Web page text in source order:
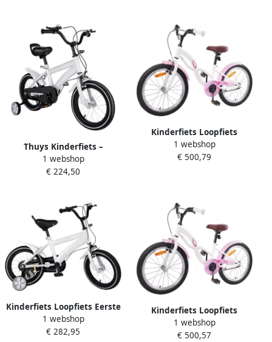
Thuys Kinderfiets –
Kinderfiets vanaf 3 jaar –
Loopfiets – Wit 100cm x
1 webshop
€ 224,50
Kinderfiets Loopfiets
Fietstraining Verstelbaar
stuur 18 inch Wit
1 webshop
€ 500,79
Kinderfiets Loopfiets Eerste
fietsavontuur Verstelbaar
ontwerp 14 inch Wit
1 webshop
€ 282,95
Kinderfiets Loopfiets
Ontdekken en Spelen
Verstelbaar voor Groei 18
1 webshop
€ 500,57